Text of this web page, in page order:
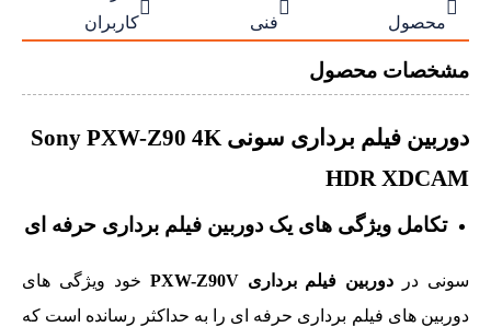

محصول

فنی

کاربران
مشخصات محصول
دوربین فیلم برداری سونی Sony PXW-Z90 4K
HDR XDCAM
تکامل ویژگی های یک دوربین فیلم برداری حرفه ای
سونی در دوربین فیلم برداری PXW-Z90V
خود ویژگی های
دوربین های فیلم برداری حرفه ای را به حداکثر رسانده است که